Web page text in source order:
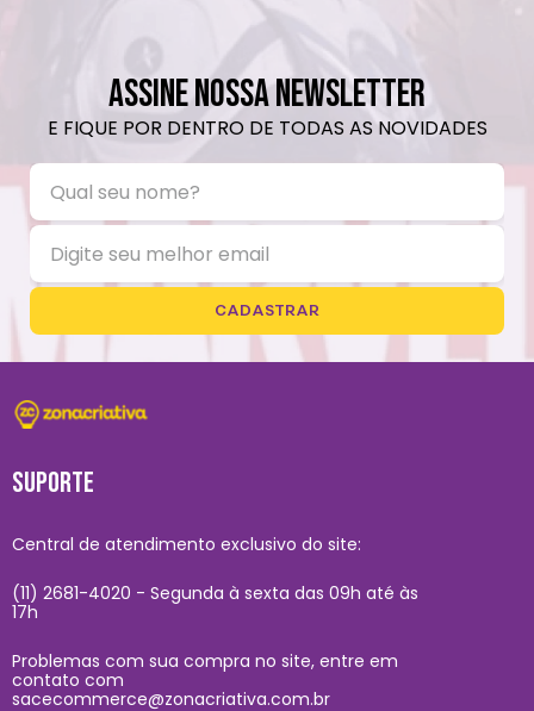
ASSINE NOSSA NEWSLETTER
E FIQUE POR DENTRO DE TODAS AS NOVIDADES
CADASTRAR
SUPORTE
Central de atendimento exclusivo do site:
(11) 2681-4020 - Segunda à sexta das 09h até às
17h
Problemas com sua compra no site, entre em
contato com
sacecommerce@zonacriativa.com.br